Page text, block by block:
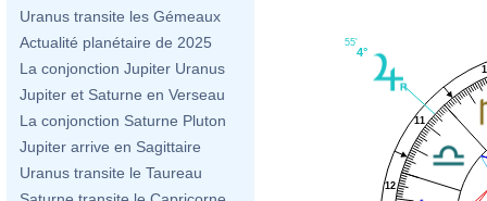
Uranus transite les Gémeaux
Actualité planétaire de 2025
La conjonction Jupiter Uranus
Jupiter et Saturne en Verseau
La conjonction Saturne Pluton
Jupiter arrive en Sagittaire
Uranus transite le Taureau
11
12
4°
55'